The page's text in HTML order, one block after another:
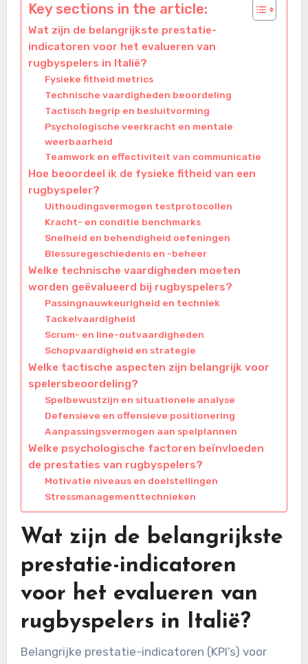
Key sections in the article:
Wat zijn de belangrijkste prestatie-
indicatoren voor het evalueren van
rugbyspelers in Italië?
Fysieke fitheid metrics
Technische vaardigheden beoordeling
Tactisch begrip en besluitvorming
Psychologische veerkracht en mentale
weerbaarheid
Teamwork en effectiviteit van communicatie
Hoe beoordeel ik de fysieke fitheid van een
rugbyspeler?
Uithoudingsvermogen testprotocollen
Kracht- en conditie benchmarks
Snelheid en behendigheid oefeningen
Blessuregeschiedenis en -beheer
Welke technische vaardigheden moeten
worden geëvalueerd bij rugbyspelers?
Passingnauwkeurigheid en techniek
Tackelvaardigheid
Scrum- en line-outvaardigheden
Schopvaardigheid en strategie
Welke tactische aspecten zijn belangrijk voor
spelersbeoordeling?
Spelbewustzijn en situationele analyse
Defensieve en offensieve positionering
Aanpassingsvermogen aan spelplannen
Welke psychologische factoren beïnvloeden
de prestaties van rugbyspelers?
Motivatie niveaus en doelstellingen
Stressmanagementtechnieken
Wat zijn de belangrijkste
prestatie-indicatoren
voor het evalueren van
rugbyspelers in Italië?
Belangrijke prestatie-indicatoren (KPI’s) voor